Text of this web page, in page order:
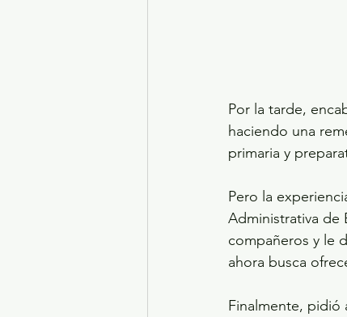
Por la tarde,
haciendo una
primaria y
Pero la
Administrativa de
compañeros y le
ahora busca
Finalmente, pidió